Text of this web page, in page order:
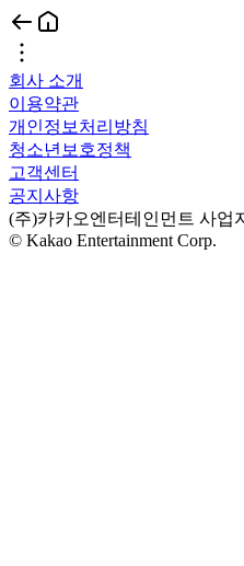
회사 소개
이용약관
개인정보처리방침
청소년보호정책
고객센터
공지사항
(주)카카오엔터테인먼트 사업
© Kakao Entertainment Corp.